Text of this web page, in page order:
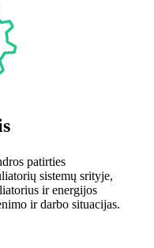
patirties
sistemų srityje,
ir energijos
ir darbo situacijas.